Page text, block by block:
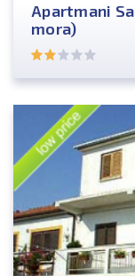
Apartmani
mora)